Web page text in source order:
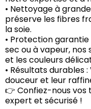
• Nettoyage à
préserve les fibres
la soie.
• Protection
sec ou à vapeur,
et les couleurs
• Résultats durables
douceur et leur
👉 Confiez-nous vos
expert et sécurisé !